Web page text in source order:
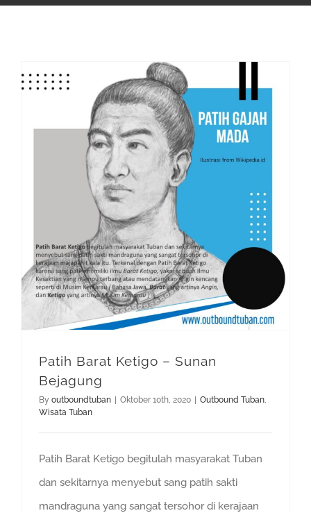
Patih Barat Ketigo – Sunan
Bejagung
By outboundtuban | Oktober 10th, 2020 | Outbound Tuban
Wisata Tuban
Patih Barat Ketigo begitulah masyarakat Tuban
dan sekitarnya menyebut sang patih sakti
mandraguna yang sangat tersohor di kerajaan